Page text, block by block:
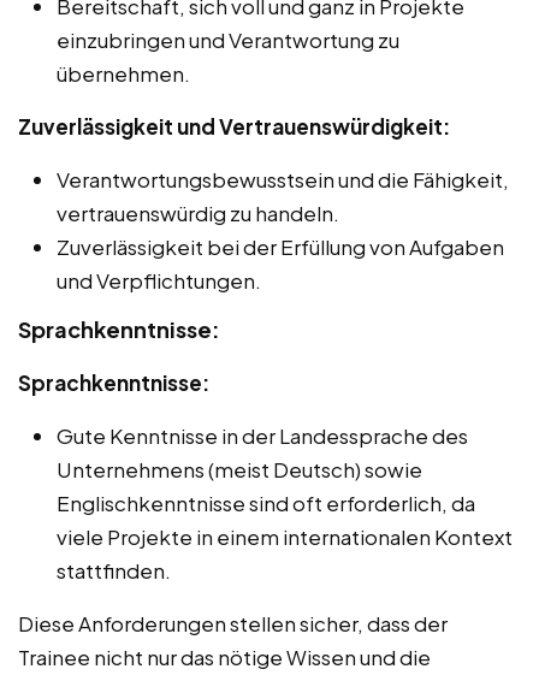
Bereitschaft, sich voll und ganz in Projekte
einzubringen und Verantwortung zu
übernehmen.
Zuverlässigkeit und Vertrauenswürdigkeit:
Verantwortungsbewusstsein und die Fähigkeit,
vertrauenswürdig zu handeln.
Zuverlässigkeit bei der Erfüllung von Aufgaben
und Verpflichtungen.
Sprachkenntnisse:
Sprachkenntnisse:
Gute Kenntnisse in der Landessprache des
Unternehmens (meist Deutsch) sowie
Englischkenntnisse sind oft erforderlich, da
viele Projekte in einem internationalen Kontext
stattfinden.
Diese Anforderungen stellen sicher, dass der
Trainee nicht nur das nötige Wissen und die